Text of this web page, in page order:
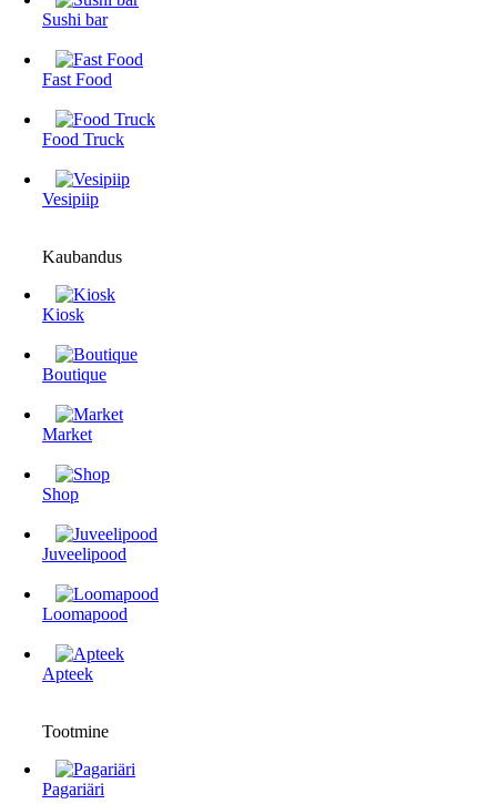
Sushi bar
Fast Food
Food Truck
Vesipiip
Kaubandus
Kiosk
Boutique
Market
Shop
Juveelipood
Loomapood
Apteek
Tootmine
Pagariäri